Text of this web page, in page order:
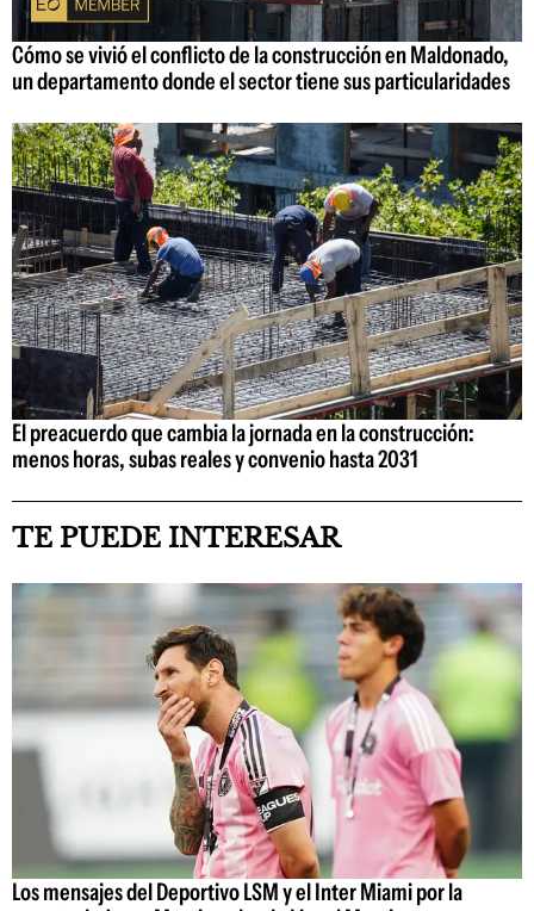
Cómo se vivió el conflicto de la construcción en Maldonado,
un departamento donde el sector tiene sus particularidades
El preacuerdo que cambia la jornada en la construcción:
menos horas, subas reales y convenio hasta 2031
TE PUEDE INTERESAR
Los mensajes del Deportivo LSM y el Inter Miami por la